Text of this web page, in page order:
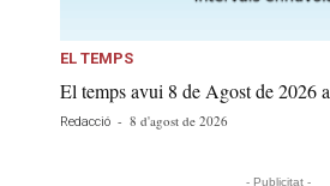
EL TEMPS
El temps avui 8 de Agost de 2026
Redacció - 8 d'agost de 2026
- Publicitat -